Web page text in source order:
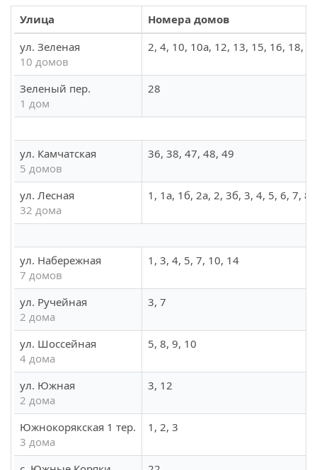
Улица
Номера домов
ул. Зеленая
10 домов
2, 4, 10, 10а, 12, 13, 15, 16, 18,
Зеленый пер.
1 дом
28
ул. Камчатская
5 домов
36, 38, 47, 48, 49
ул. Лесная
32 дома
1, 1а, 1б, 2а, 2, 3б, 3, 4, 5, 6, 7,
ул. Набережная
7 домов
1, 3, 4, 5, 7, 10, 14
ул. Ручейная
2 дома
3, 7
ул. Шоссейная
4 дома
5, 8, 9, 10
ул. Южная
2 дома
3, 12
Южнокорякская 1 тер.
3 дома
1, 2, 3